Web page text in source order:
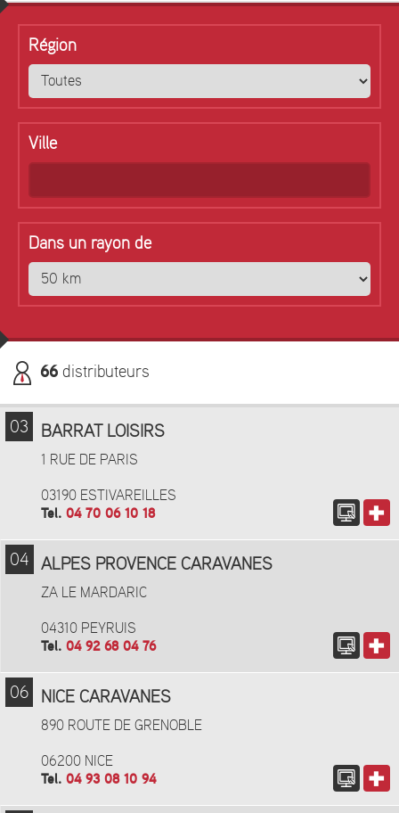
Région
Ville
Dans un rayon de
66 distributeurs
03 BARRAT LOISIRS
1 RUE DE PARIS
03190 ESTIVAREILLES
Tel. 04 70 06 10 18
04 ALPES PROVENCE CARAVANES
ZA LE MARDARIC
04310 PEYRUIS
Tel. 04 92 68 04 76
06 NICE CARAVANES
890 ROUTE DE GRENOBLE
06200 NICE
Tel. 04 93 08 10 94